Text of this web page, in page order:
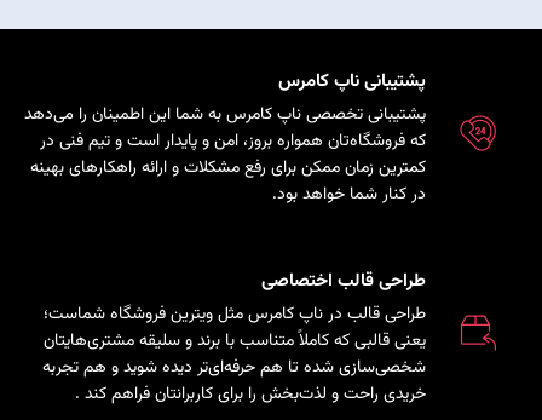
پشتیبانی ناپ کامرس
پشتیبانی تخصصی ناپ کامرس به شما این اطمینان را می‌دهد
که فروشگاه‌تان همواره بروز، امن و پایدار است و تیم فنی در
کمترین زمان ممکن برای رفع مشکلات و ارائه راهکارهای بهینه
در کنار شما خواهد بود.
طراحی قالب اختصاصی
طراحی قالب در ناپ کامرس مثل ویترین فروشگاه شماست؛
یعنی قالبی که کاملاً متناسب با برند و سلیقه مشتری‌هایتان
شخصی‌سازی شده تا هم حرفه‌ای‌تر دیده شوید و هم تجربه
خریدی راحت و لذت‌بخش را برای کاربرانتان فراهم کند .